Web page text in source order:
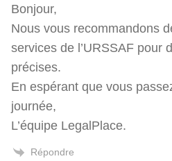
Bonjour,
Nous vous recommandons
services de l’URSSAF pour
précises.
En espérant que vous
journée,
L’équipe LegalPlace.
Répondre